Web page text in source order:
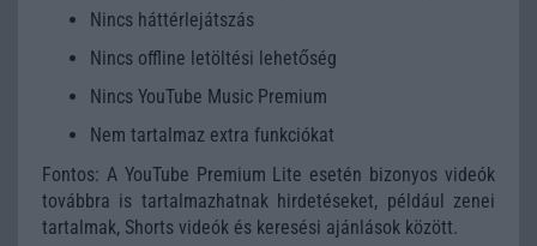
Nincs háttérlejátszás
Nincs offline letöltési lehetőség
Nincs YouTube Music Premium
Nem tartalmaz extra funkciókat
Fontos: A YouTube Premium Lite esetén bizonyos videók
továbbra is tartalmazhatnak hirdetéseket, például zenei
tartalmak, Shorts videók és keresési ajánlások között.